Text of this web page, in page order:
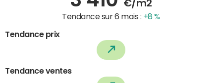
€/m2
Tendance sur 6 mois : +8 %
Tendance prix
Tendance ventes